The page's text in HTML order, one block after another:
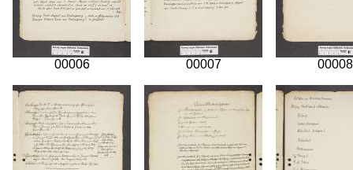
00006 00007 00008